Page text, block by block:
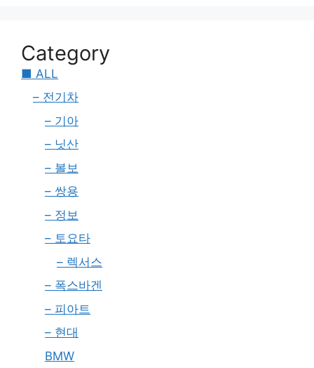
Category
■ ALL
– 전기차
– 기아
– 닛산
– 볼보
– 쌍용
– 정보
– 토요타
– 렉서스
– 폭스바겐
– 피아트
– 현대
BMW